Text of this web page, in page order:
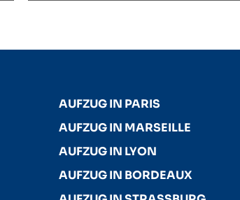
AUFZUG IN PARIS
AUFZUG IN MARSEILLE
AUFZUG IN LYON
AUFZUG IN BORDEAUX